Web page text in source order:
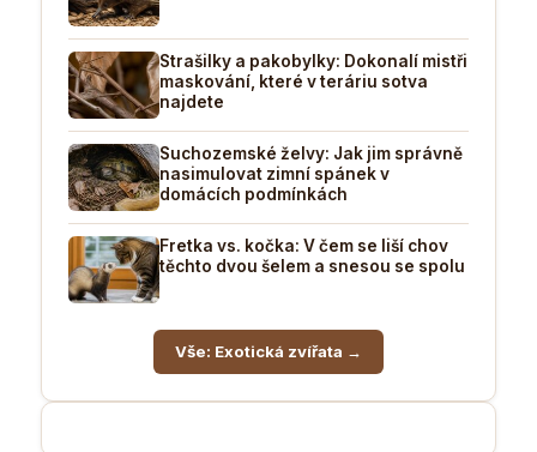
Strašilky a pakobylky: Dokonalí mistři
maskování, které v teráriu sotva
najdete
Suchozemské želvy: Jak jim správně
nasimulovat zimní spánek v
domácích podmínkách
Fretka vs. kočka: V čem se liší chov
těchto dvou šelem a snesou se spolu
Vše: Exotická zvířata →